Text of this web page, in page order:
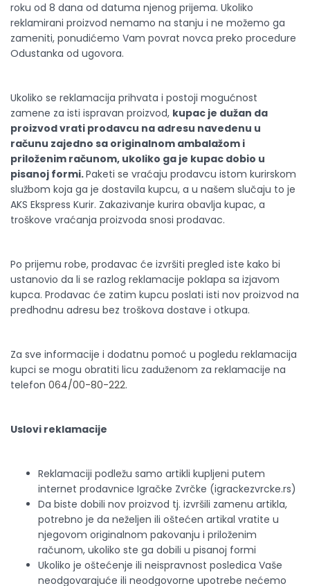
roku od 8 dana od datuma njenog prijema. Ukoliko
reklamirani proizvod nemamo na stanju i ne možemo ga
zameniti, ponudićemo Vam povrat novca preko procedure
Odustanka od ugovora.
Ukoliko se reklamacija prihvata i postoji mogućnost
zamene za isti ispravan proizvod, kupac je dužan da
proizvod vrati prodavcu na adresu navedenu u
računu zajedno sa originalnom ambalažom i
priloženim računom, ukoliko ga je kupac dobio u
pisanoj formi.Paketi se vraćaju prodavcu istom kurirskom
službom koja ga je dostavila kupcu, a u našem slučaju to je
AKS Ekspress Kurir. Zakazivanje kurira obavlja kupac, a
troškove vraćanja proizvoda snosi prodavac.
Po prijemu robe, prodavac će izvršiti pregled iste kako bi
ustanovio da li se razlog reklamacije poklapa sa izjavom
kupca. Prodavac će zatim kupcu poslati isti nov proizvod na
predhodnu adresu bez troškova dostave i otkupa.
Za sve informacije i dodatnu pomoć u pogledu reklamacija
kupci se mogu obratiti licu zaduženom za reklamacije na
telefon 064/00-80-222.
Uslovi reklamacije
Reklamaciji podležu samo artikli kupljeni putem
internet prodavnice Igračke Zvrčke (igrackezvrcke.rs)
Da biste dobili nov proizvod tj. izvršili zamenu artikla,
potrebno je da neželjen ili oštećen artikal vratite u
njegovom originalnom pakovanju i priloženim
računom, ukoliko ste ga dobili u pisanoj formi
Ukoliko je oštećenje ili neispravnost posledica Vaše
neodgovarajuće ili neodgovorne upotrebe nećemo